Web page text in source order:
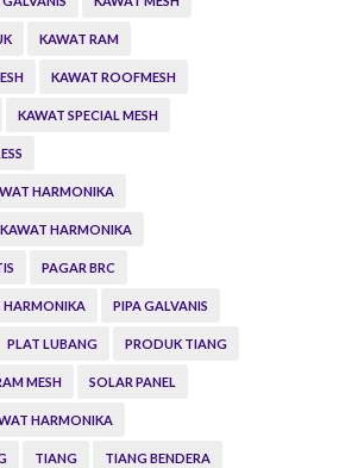
KAWAT RAM
KAWAT ROOFMESH
KAWAT SPECIAL MESH
HARMONIKA
HARMONIKA
PAGAR BRC
HARMONIKA PIPA GALVANIS
PLAT LUBANG PRODUK TIANG
MESH SOLAR PANEL
HARMONIKA
TIANG TIANG BENDERA